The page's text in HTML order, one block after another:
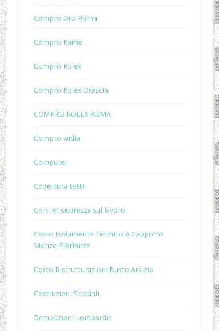
Compro Oro Roma
Compro Rame
Compro Rolex
Compro Rolex Brescia
COMPRO ROLEX ROMA
Compro widia
Computer
Copertura tetti
Corsi di sicurezza sul lavoro
Costo Isolamento Termico A Cappotto
Monza E Brianza
Costo Ristrutturazioni Busto Arsizio
Costruzioni Stradali
Demolizioni Lombardia